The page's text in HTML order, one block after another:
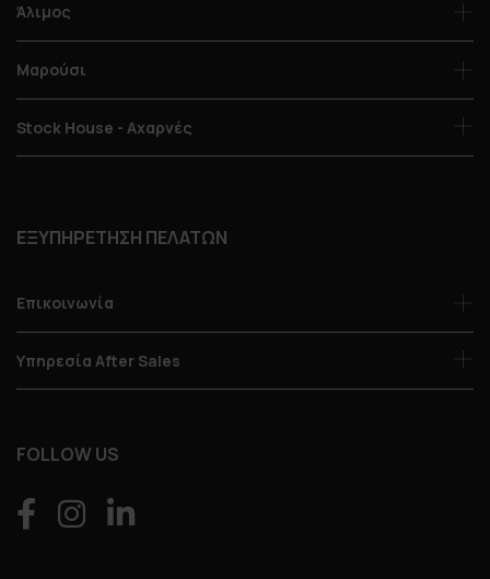
Άλιμος
Μαρούσι
Stock House - Αχαρνές
ΕΞΥΠΗΡΕΤΗΣΗ ΠΕΛΑΤΩΝ
Επικοινωνία
Υπηρεσία After Sales
FOLLOW US